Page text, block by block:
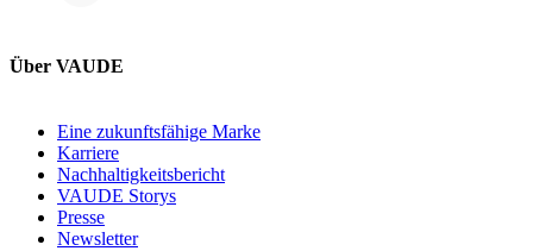
Über VAUDE
Eine zukunftsfähige Marke
Karriere
Nachhaltigkeitsbericht
VAUDE Storys
Presse
Newsletter